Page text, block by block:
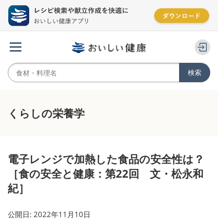
くらしの栄養学
電子レンジで加熱した食品の安全性は？
［食の安全と健康：第22回 文・松永和
紀］
公開日: 2022年11月10日